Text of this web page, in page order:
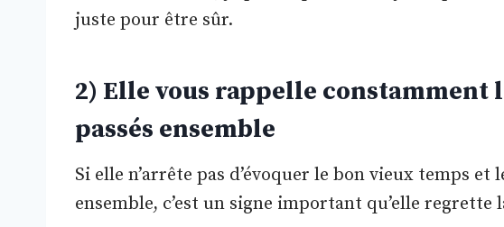
juste pour être sûr.
2) Elle vous rappelle constamment
passés ensemble
Si elle n’arrête pas d’évoquer le bon vieux temps et
ensemble, c’est un signe important qu’elle regrette